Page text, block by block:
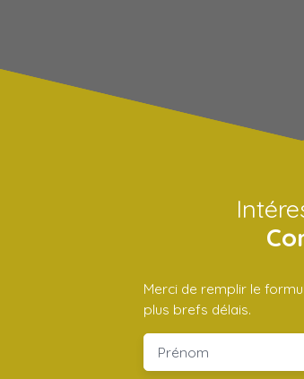
Merci de remplir le
plus brefs délais.
Prénom